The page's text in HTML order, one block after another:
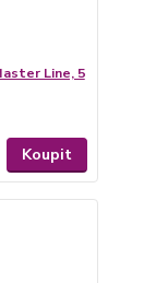
Line, 5
Koupit